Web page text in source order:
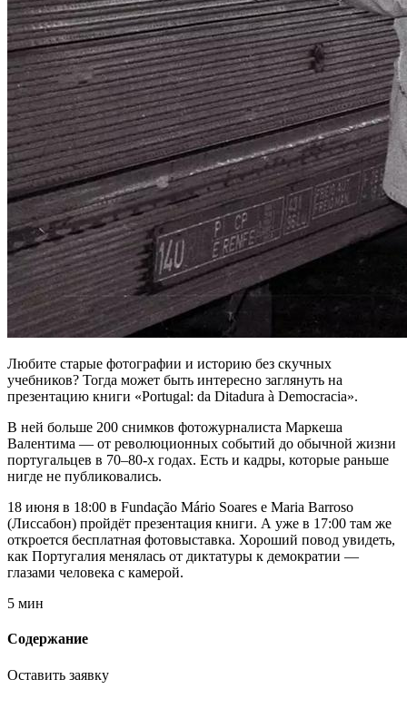
Любите старые фотографии и историю без скучных
учебников? Тогда может быть интересно заглянуть на
презентацию книги «Portugal: da Ditadura à Democracia».
В ней больше 200 снимков фотожурналиста Маркеша
Валентима — от революционных событий до обычной жизни
португальцев в 70–80-х годах. Есть и кадры, которые раньше
нигде не публиковались.
18 июня в 18:00 в Fundação Mário Soares e Maria Barroso
(Лиссабон) пройдёт презентация книги. А уже в 17:00 там же
откроется бесплатная фотовыставка. Хороший повод увидеть,
как Португалия менялась от диктатуры к демократии —
глазами человека с камерой.
5 мин
Содержание
Оставить заявку